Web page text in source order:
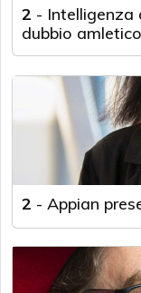
2 - Intelligenza
dubbio
2 - Appian